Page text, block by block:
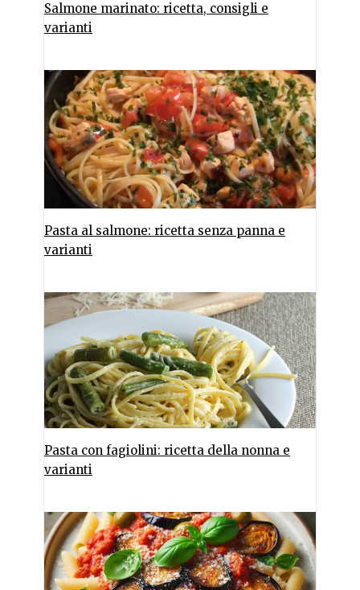
Salmone marinato: ricetta, consigli e
varianti
Pasta al salmone: ricetta senza panna e
varianti
Pasta con fagiolini: ricetta della nonna e
varianti